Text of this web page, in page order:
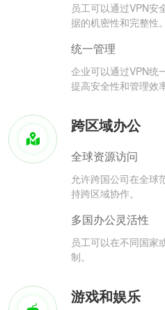
员工可以通过VPN安
据的机密性和完整性。
统一管理
企业可以通过VPN统
提高安全性和管理效
跨区域办公
全球资源访问
允许跨国公司在全球
持跨区域协作。
多国办公灵活性
员工可以在不同国家
制。
游戏和娱乐